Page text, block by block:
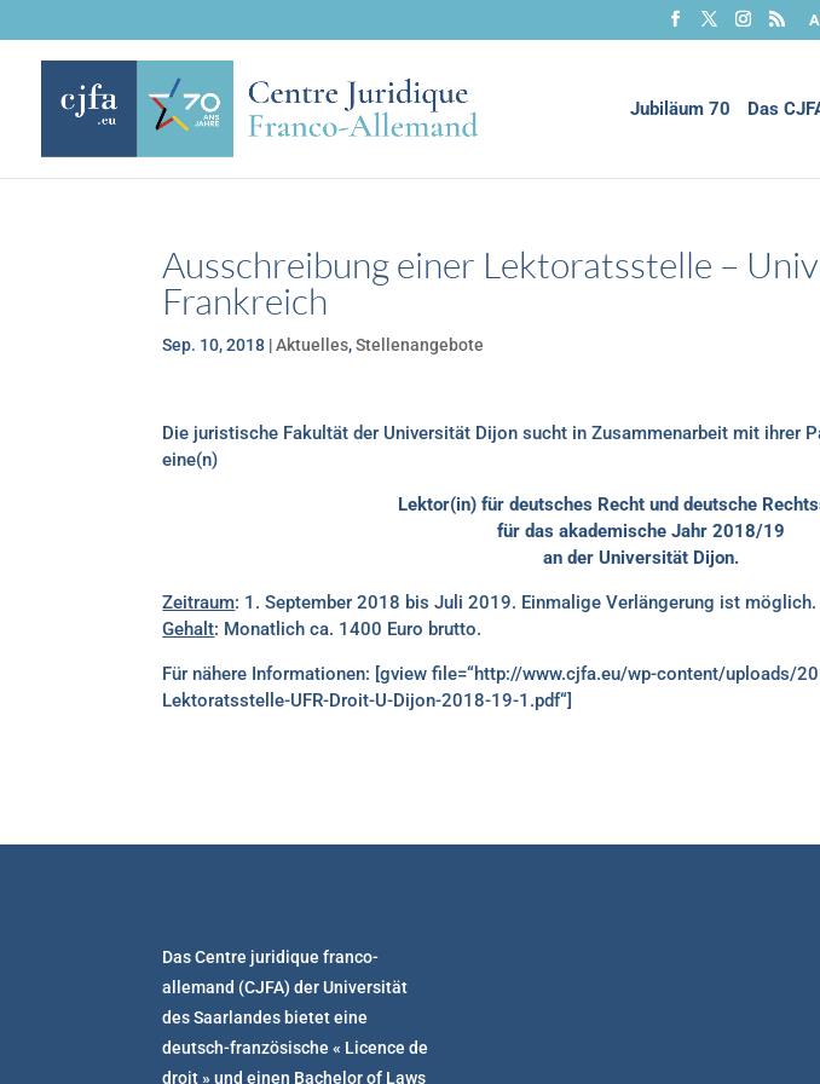
Jubiläum 70 Das
Ausschreibung einer Lektoratsstelle –
Frankreich
Sep. 10, 2018 |Aktuelles,Stellenangebote
Die juristische Fakultät der Universität Dijon sucht in Zusammenarbeit mit ihrer
eine(n)
Lektor(in) für deutsches Recht und deutsche
für das akademische Jahr 2018/19
an der Universität Dijon.
Zeitraum: 1. September 2018 bis Juli 2019. Einmalige Verlängerung ist möglich.
Gehalt: Monatlich ca. 1400 Euro brutto.
Für nähere Informationen: [gview file=“http://www.cjfa.eu/wp-content/uploads/
Lektoratsstelle-UFR-Droit-U-Dijon-2018-19-1.pdf“]
Das Centre juridique franco-
allemand (CJFA) der Universität
des Saarlandes bietet eine
deutsch-französische « Licence de
droit » und einen Bachelor of Laws